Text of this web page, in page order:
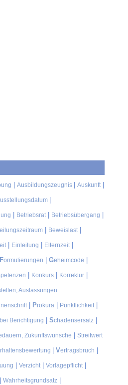
Ausbildungszeugnis Auskunft|
Betriebsrat| Betriebsübergang
Beweislast|
| Einleitung Elternzeit|
Formulierungen Geheimcode
Konkurs Korrektur
Auslassungen
| Prokura Pünktlichkeit|
Berichtigung Schadensersatz
Zukunftswünsche Streitwert
Vertragsbruch
Verzicht| Vorlagepflicht|
Wahrheitsgrundsatz